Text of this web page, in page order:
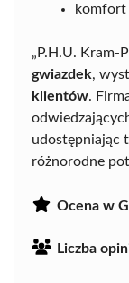
komfort
„P.H.U. Kram-
gwiazdek,
klientów.
udostępniając
różnorodne
Ocena w
Liczba